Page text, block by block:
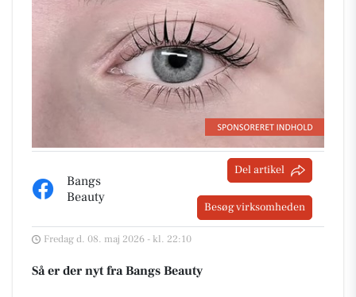
Bangs
Beauty
Del artikel
Besøg virksomheden
Fredag d. 08. maj 2026 - kl. 22:10
Så er der nyt fra Bangs Beauty